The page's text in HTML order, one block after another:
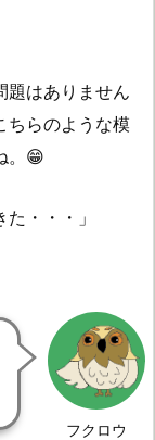
題はありません
ちらのような模
。😁
た・・・」
フクロウ